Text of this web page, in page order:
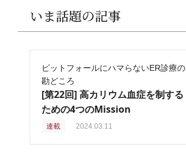
いま話題の記事
ピットフォールにハマらないER診療の
勘どころ
[第22回] 高カリウム血症を制する
ための4つのMission
連載 2024.03.11